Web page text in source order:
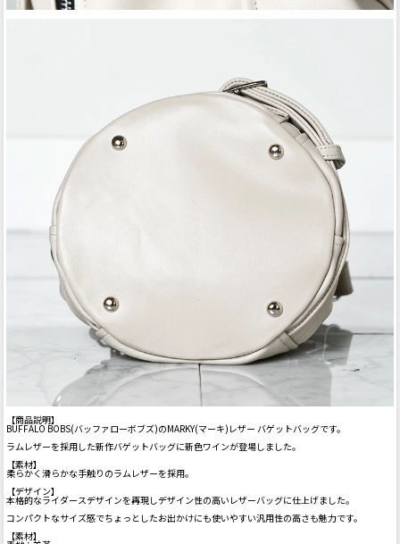
【商品説明】
BUFFALO BOBS(バッファローボブズ)のMARKY(マーキ)レザー バゲットバッグです。
ラムレザーを採用した新作バゲットバッグに新色ワインが登場しました。
【素材】
柔らかく滑らかな手触りのラムレザーを採用。
【デザイン】
本格的なライダースデザインを再現しデザイン性の高いレザーバッグに仕上げました。
コンパクトなサイズ感でちょっとしたお出かけにも使いやすい汎用性の高さも魅力です。
【素材】